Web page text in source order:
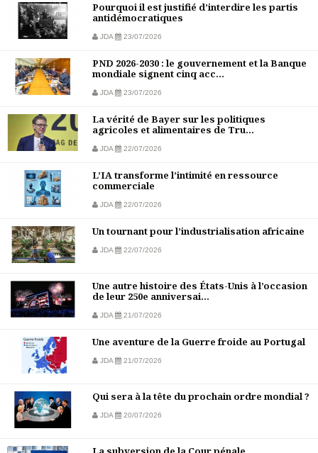
Pourquoi il est justifié d’interdire les partis
antidémocratiques
JDA 23/07/2026
PND 2026-2030 : le gouvernement et la Banque
mondiale signent cinq acc...
JDA 23/07/2026
La vérité de Bayer sur les politiques
agricoles et alimentaires de Tru...
JDA 22/07/2026
L’IA transforme l’intimité en ressource
commerciale
JDA 22/07/2026
Un tournant pour l’industrialisation africaine
JDA 22/07/2026
Une autre histoire des États-Unis à l’occasion
de leur 250e anniversai...
JDA 21/07/2026
Une aventure de la Guerre froide au Portugal
JDA 21/07/2026
Qui sera à la tête du prochain ordre mondial ?
JDA 20/07/2026